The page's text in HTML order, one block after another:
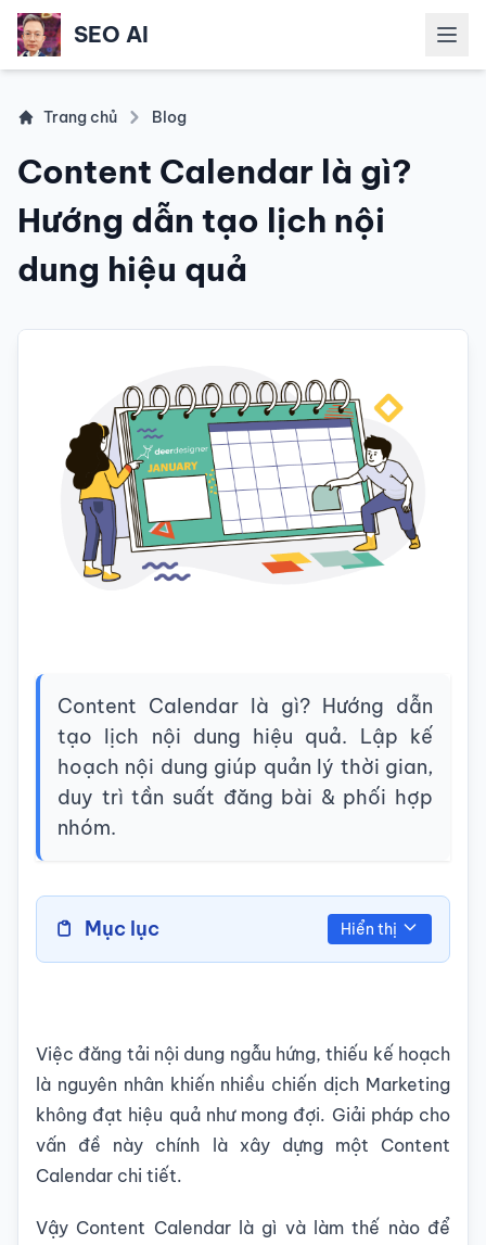
SEO AI Mở
Trang chủ Blog
Content Calendar là gì?
Hướng dẫn tạo lịch nội
dung hiệu quả
Content Calendar là gì? Hướng dẫn
tạo lịch nội dung hiệu quả. Lập kế
hoạch nội dung giúp quản lý thời gian,
duy trì tần suất đăng bài & phối hợp
nhóm.
Mục lục Hiển thị
Việc đăng tải nội dung ngẫu hứng, thiếu kế hoạch
là nguyên nhân khiến nhiều chiến dịch Marketing
không đạt hiệu quả như mong đợi. Giải pháp cho
vấn đề này chính là xây dựng một Content
Calendar chi tiết.
Vậy Content Calendar là gì và làm thế nào để